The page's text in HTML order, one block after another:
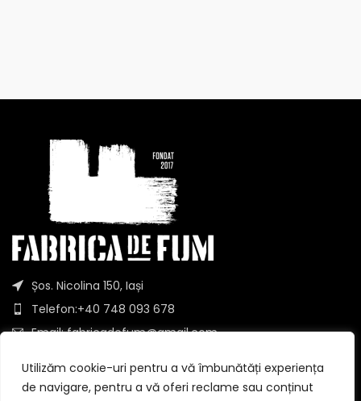
Utilizăm cookie-uri pentru a vă îmbunătăți experiența
de navigare, pentru a vă oferi reclame sau conținut
Șos. Nicolina 150, Iași
Telefon:+40 748 093 678
Email: fabricadefum@gmail.com
DESPRE